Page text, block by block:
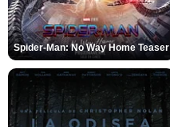
Spider-Man: No Way Home Teaser